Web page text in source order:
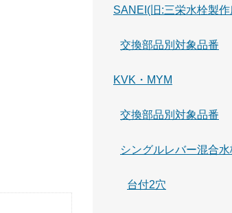
SANEI(旧:三栄水栓製作
交換部品別対象品番
KVK・MYM
交換部品別対象品番
シングルレバー混合水
台付2穴